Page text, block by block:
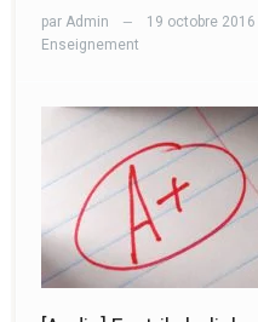
par Admin — 19 octobre 2016
Enseignement